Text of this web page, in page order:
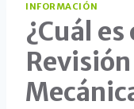
INFORMACIÓN
¿Cuál